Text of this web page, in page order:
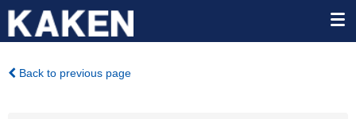
Back to previous page